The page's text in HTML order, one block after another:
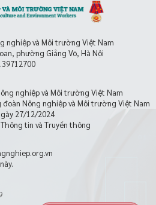
nghiệp và Môi trường Việt Nam
phường Giảng Võ, Hà Nội
nghiệp và Môi trường Việt Nam
Nông nghiệp và Môi trường Việt Nam
27/12/2024
tin và Truyền thông